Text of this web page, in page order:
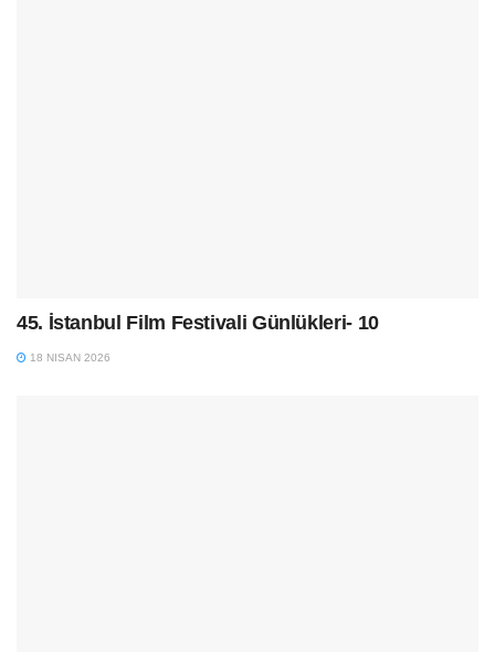
45. İstanbul Film Festivali Günlükleri- 10
18 NISAN 2026